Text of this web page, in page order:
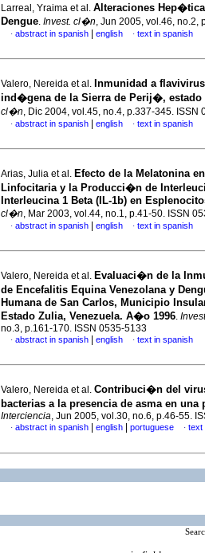
Larreal, Yraima et al. Alteraciones
Dengue. Invest. cl�n, Jun 2005, vol.46, no.2,
· abstract in spanish english · text in spanish
Valero, Nereida et al. Inmunidad a
ind�gena de la Sierra de Perij�, estado
cl�n, Dic 2004, vol.45, no.4, p.337-345. ISSN
· abstract in spanish english · text in spanish
Arias, Julia et al. Efecto de la Melatonina
Linfocitaria y la Producci�n de
Interleucina 1 Beta (IL-1b) en
cl�n, Mar 2003, vol.44, no.1, p.41-50. ISSN
· abstract in spanish english · text in spanish
Valero, Nereida et al. Evaluaci�n de la
de Encefalitis Equina Venezolana y
Humana de San Carlos, Municipio
Estado Zulia, Venezuela. A�o 1996.
no.3, p.161-170. ISSN 0535-5133
· abstract in spanish english · text in spanish
Valero, Nereida et al. Contribuci�n del
bacterias a la presencia de asma en
Interciencia, Jun 2005, vol.30, no.6, p.46-55.
· abstract in spanish english portuguese · text